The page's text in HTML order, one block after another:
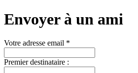
Envoyer à un ami
Votre adresse email *
Premier destinataire :